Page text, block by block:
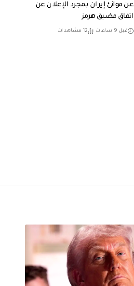
عن موانئ إيران بمجرد الإعلان عن
اتفاق مضيق هرمز
قبل 9 ساعات 12 مشاهدات